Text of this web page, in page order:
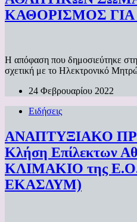
ΚΑΘΟΡΙΣΜΟΣ ΓΙΑ
Η απόφαση που δημοσιεύτηκε
σχετική με το Ηλεκτρονικό
24 Φεβρουαρίου 2022
Ειδήσεις
ΑΝΑΠΤΥΞΙΑΚΟ
Κλήση Επίλεκτων
ΚΛΙΜΑΚΙΟ της
ΕΚΑΣΔΥΜ)